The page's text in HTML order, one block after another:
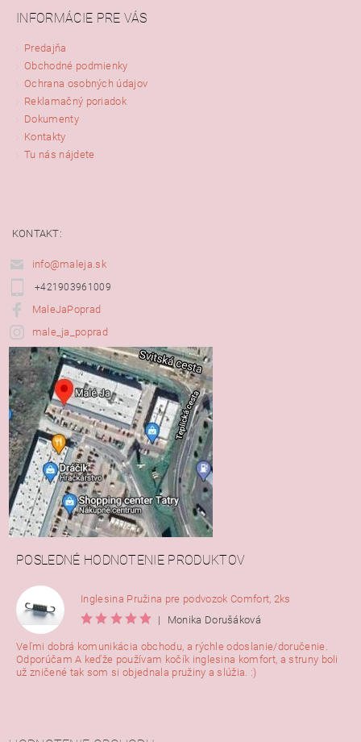
INFORMÁCIE PRE VÁS
Predajňa
Obchodné podmienky
Ochrana osobných údajov
Reklamačný poriadok
Dokumenty
Kontakty
Tu nás nájdete
KONTAKT:
info@maleja.sk
+421903961009
MaleJaPoprad
male_ja_poprad
POSLEDNÉ HODNOTENIE PRODUKTOV
Inglesina Pružina pre podvozok Comfort, 2ks
|
Monika Dorušáková
Veľmi dobrá komunikácia obchodu, a rýchle odoslanie/doručenie.
Odporúčam A keďže používam kočík inglesina komfort, a struny boli
už zničené tak som si objednala pružiny a slúžia. :)